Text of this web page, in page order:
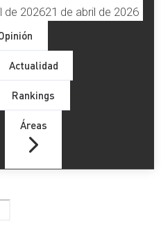
de 202621 de abril de 2026
Actualidad
Rankings
Áreas